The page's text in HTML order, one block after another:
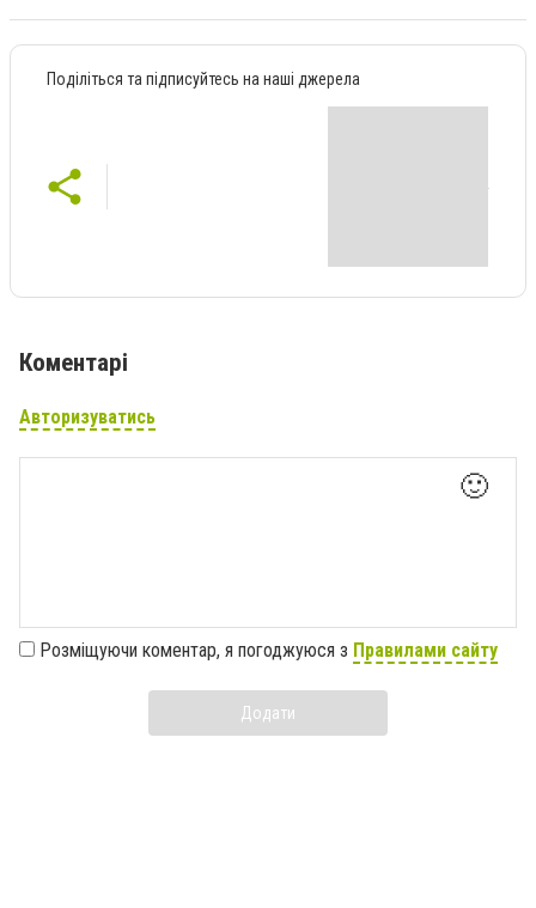
Поділіться та підписуйтесь на наші джерела
Коментарі
Авторизуватись
🙂
Розміщуючи коментар, я погоджуюся з Правилами сайту
Додати